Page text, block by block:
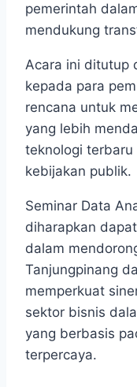
pemerintah
mendukung
Acara ini ditutup
kepada para
rencana untuk
yang lebih
teknologi
kebijakan publik.
Seminar Data
diharapkan
dalam
Tanjungpinang
memperkuat
sektor bisnis
yang berbasis
terpercaya.